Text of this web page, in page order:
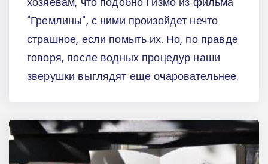
"Гремлины", с ними произойдет нечто
страшное, если помыть их. Но, по правде
говоря, после водных процедур наши
зверушки выглядят еще очаровательнее.